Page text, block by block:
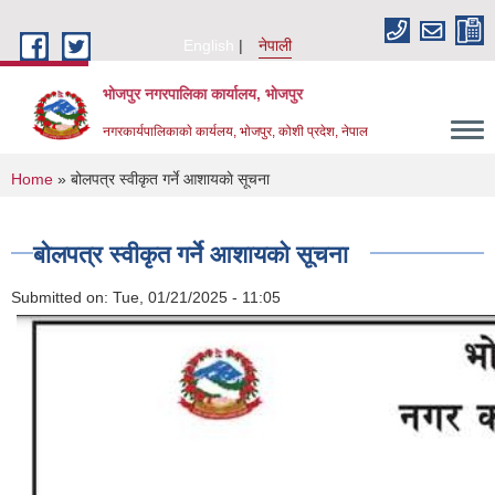
English
नेपाली
भोजपुर नगरपालिका कार्यालय, भाेजपुर
नगरकार्यपालिकाकाे कार्यलय, भाेजपुर, कोशी प्रदेश, नेपाल
You are here
Home » बोलपत्र स्वीकृत गर्ने आशायकाे सूचना
बोलपत्र स्वीकृत गर्ने आशायकाे सूचना
Submitted on: Tue, 01/21/2025 - 11:05